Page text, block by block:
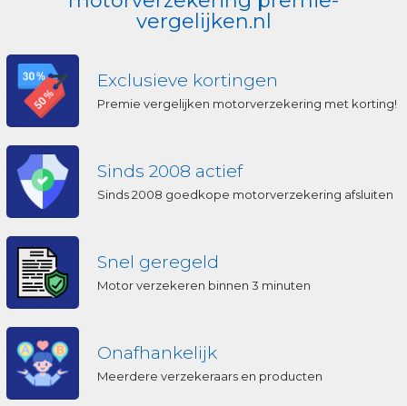
vergelijken.nl
Exclusieve kortingen
Premie vergelijken motorverzekering met korting!
Sinds 2008 actief
Sinds 2008 goedkope motorverzekering afsluiten
Snel geregeld
Motor verzekeren binnen 3 minuten
Onafhankelijk
Meerdere verzekeraars en producten